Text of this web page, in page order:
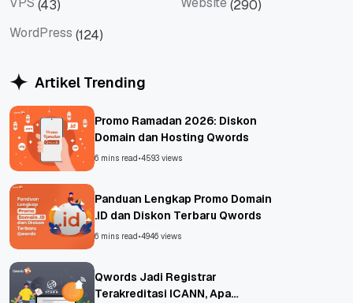
(43)
(290)
WordPress (124)
Artikel Trending
Promo Ramadan 2026: Diskon
Domain dan Hosting Qwords
6 mins read•4593 views
Panduan Lengkap Promo Domain
.ID dan Diskon Terbaru Qwords
6 mins read•4946 views
Qwords Jadi Registrar
Terakreditasi ICANN, Apa